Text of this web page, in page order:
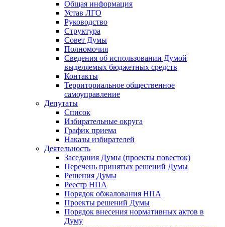
Общая информация
Устав ЛГО
Руководство
Структура
Совет Думы
Полномочия
Сведения об использовании Думой
выделяемых бюджетных средств
Контакты
Территориальное общественное
самоуправление
Депутаты
Список
Избирательные округа
График приема
Наказы избирателей
Деятельность
Заседания Думы (проекты повесток)
Перечень принятых решений Думы
Решения Думы
Реестр НПА
Порядок обжалования НПА
Проекты решений Думы
Порядок внесения нормативных актов в
Думу